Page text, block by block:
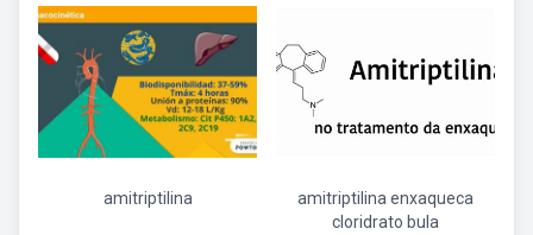
amitriptilina
amitriptilina enxaqueca
cloridrato bula